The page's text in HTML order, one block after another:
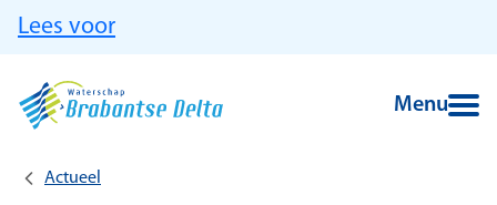
Ga naar hoofdinhoud
Lees voor
Menu
Actueel